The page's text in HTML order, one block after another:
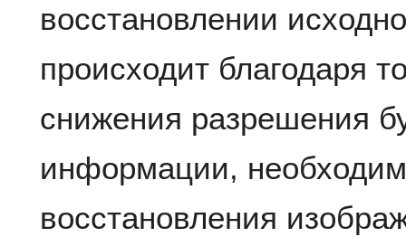
восстановлении
происходит благодаря
снижения разрешения
информации,
восстановления